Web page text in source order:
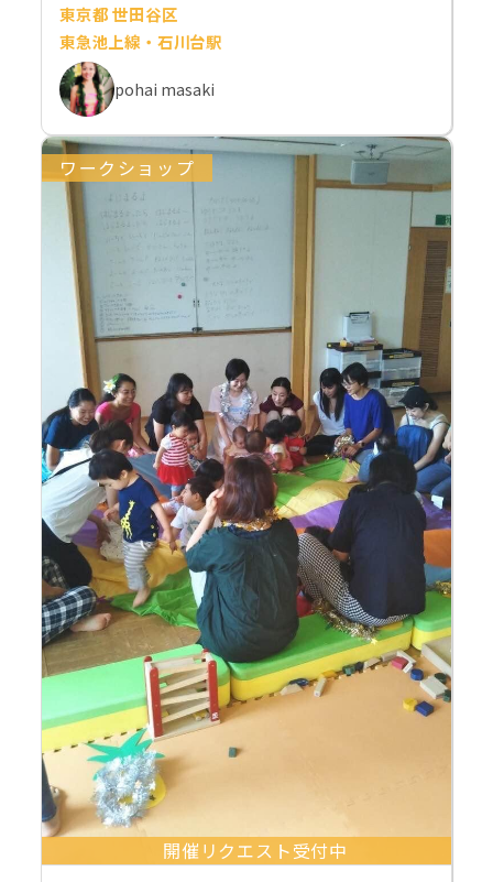
東京都 世田谷区
東急池上線・石川台駅
pohai masaki
ワークショップ
開催リクエスト受付中